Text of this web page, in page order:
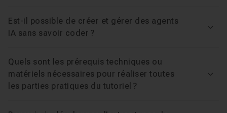
métier
agent implique de vrais enjeux de sécurité. Le cours
aborde la gouvernance, le suivi des coûts au token près
et la validation humaine avant exécution, pour déployer
Est-il possible de créer et gérer des agents
IA sans savoir coder ?
Quels sont les prérequis techniques ou
matériels nécessaires pour réaliser toutes
les parties pratiques du tutoriel ?